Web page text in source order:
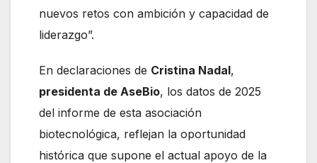
nuevos retos con ambición y capacidad de
liderazgo”.
En declaraciones de Cristina Nadal,
presidenta de AseBio, los datos de 2025
del informe de esta asociación
biotecnológica, reflejan la oportunidad
histórica que supone el actual apoyo de la